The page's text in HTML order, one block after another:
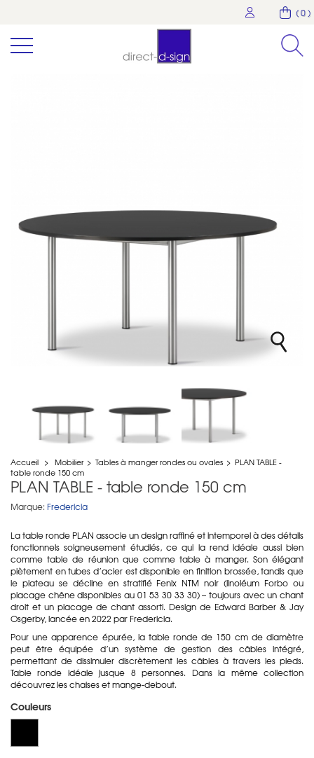
( 0 )
Accueil > Mobilier > Tables à manger rondes ou ovales > PLAN TABLE -
table ronde 150 cm
PLAN TABLE - table ronde 150 cm
Marque: Fredericia
La table ronde PLAN associe un design raffiné et intemporel à des détails
fonctionnels soigneusement étudiés, ce qui la rend idéale aussi bien
comme table de réunion que comme table à manger. Son élégant
piètement en tubes d’acier est disponible en finition brossée, tandis que
le plateau se décline en stratifié Fenix NTM noir (linoléum Forbo ou
placage chêne disponibles au 01 53 30 33 30) – toujours avec un chant
droit et un placage de chant assorti. Design de Edward Barber & Jay
Osgerby, lancée en 2022 par Fredericia.
Pour une apparence épurée, la table ronde de 150 cm de diamètre
peut être équipée d’un système de gestion des câbles intégré,
permettant de dissimuler discrètement les câbles à travers les pieds.
Table ronde idéale jusque 8 personnes. Dans la même collection
découvrez les chaises et mange-debout.
Couleurs